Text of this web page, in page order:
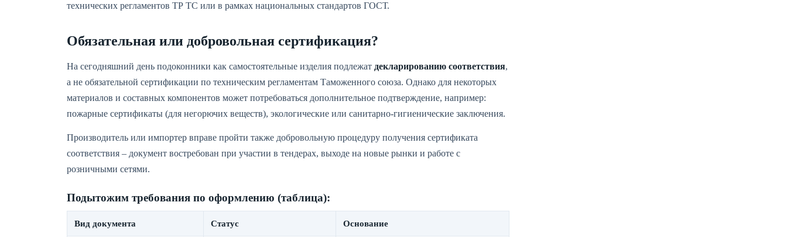
технических регламентов ТР ТС или в рамках национальных стандартов ГОСТ.
Обязательная или добровольная сертификация?
На сегодняшний день подоконники как самостоятельные изделия подлежат декларированию соответствия,
а не обязательной сертификации по техническим регламентам Таможенного союза. Однако для некоторых
материалов и составных компонентов может потребоваться дополнительное подтверждение, например:
пожарные сертификаты (для негорючих веществ), экологические или санитарно-гигиенические заключения.
Производитель или импортер вправе пройти также добровольную процедуру получения сертификата
соответствия – документ востребован при участии в тендерах, выходе на новые рынки и работе с
розничными сетями.
Подытожим требования по оформлению (таблица):
Вид документа Статус Основание